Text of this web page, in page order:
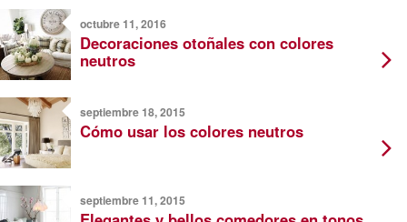
octubre 11, 2016
Decoraciones otoñales con colores
neutros
septiembre 18, 2015
Cómo usar los colores neutros
septiembre 11, 2015